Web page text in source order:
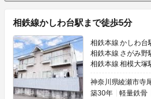
相鉄線かしわ台駅まで徒歩5分
相鉄本線 かしわ台
相鉄本線 さがみ野
相鉄本線 相模大塚
神奈川県綾瀬市寺
築30年
軽量鉄骨